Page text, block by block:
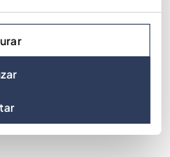
de points que
secret pour les
défis pour
Les équipes avec le
le "Riddle Man" lors de